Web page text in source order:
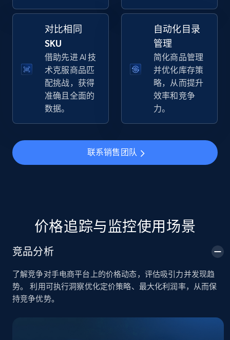
using sku numbers
URL, Final price, Sku, Currency, Gtin,
Specifications, Image urls, Top reviews, and
more.
5.6K+ 874+ 立即开始
URL, Title, Available, Description, Currency, Initial
price, Final price, Discount percent, and more.
URL, Title, Available, Description, Currency, Initial
5.4K+ 667+ 立即开始
对比相同
SKU
借助先进 AI 技
术克服商品匹
配挑战，获得
准确且全面的
数据。
自动化目录
管理
简化商品管理
并优化库存策
略，从而提升
效率和竞争
力。
联系销售团队
价格追踪与监控使用场景
竞品分析
了解竞争对手电商平台上的价格动态，评估吸引力并发现趋
势。 利用可执行洞察优化定价策略、最大化利润率，从而保
持竞争优势。